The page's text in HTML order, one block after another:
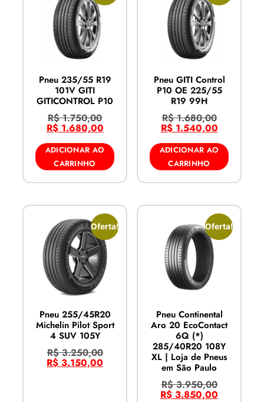
Pneu 235/55 R19
101V GITI
GITICONTROL P10
R$1.750,00
R$1.680,00
ADICIONAR AO
CARRINHO
Pneu GITI Control
P10 OE 225/55
R19 99H
R$1.680,00
R$1.540,00
ADICIONAR AO
CARRINHO
Oferta!
Pneu 255/45R20
Michelin Pilot Sport
4 SUV 105Y
R$3.250,00
R$ 3.150,00
Oferta!
Pneu Continental
Aro 20 EcoContact
6Q (*)
285/40R20 108Y
XL | Loja de Pneus
em São Paulo
R$3.950,00
R$ 3.850,00